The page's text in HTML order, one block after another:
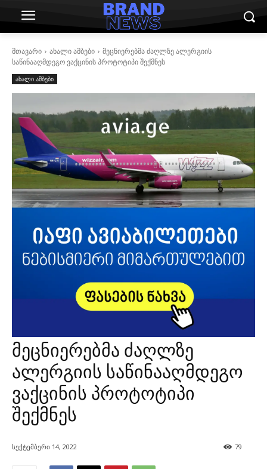
მთავარი ახალი ამბები
მეცნიერებმა ძაღლზე ალერგიის
საწინააღმდეგო ვაქცინის პროტოტიპი შექმნეს
ახალი ამბები
მეცნიერებმა ძაღლზე
ალერგიის საწინააღმდეგო
ვაქცინის პროტოტიპი
შექმნეს
სექტემბერი 14, 2022 79